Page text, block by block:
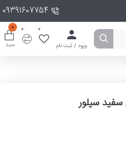
09391607754
ورود / ثبت نام
0
0
سبد
0
سیلور